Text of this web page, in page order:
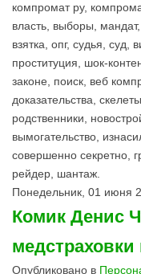
компромат ру,
власть, выборы,
взятка, опг, судья, суд,
проституция, шок-
законе, поиск, веб
доказательства,
родственники,
вымогательство,
совершенно секретно,
рейдер, шантаж.
Понедельник, 01 июня
Комик Денис
Опубликовано в